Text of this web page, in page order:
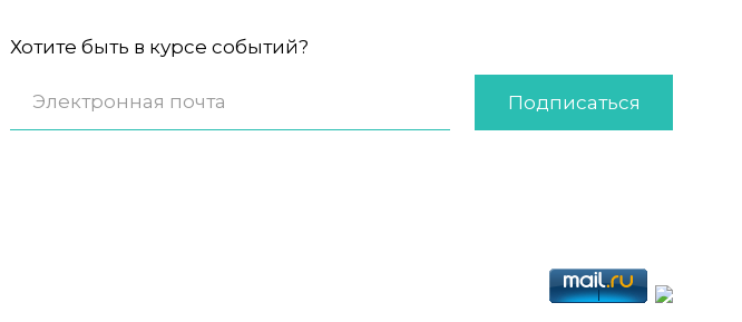
Хотите быть в курсе событий?
Подписаться